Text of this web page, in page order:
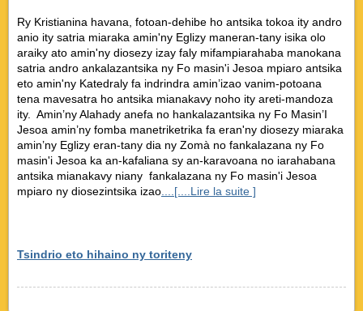
Ry Kristianina havana, fotoan-dehibe ho antsika tokoa ity andro
anio ity satria miaraka amin'ny Eglizy maneran-tany isika olo
araiky ato amin'ny diosezy izay faly mifampiarahaba manokana
satria andro ankalazantsika ny Fo masin'i Jesoa mpiaro antsika
eto amin'ny Katedraly fa indrindra amin’izao vanim-potoana
tena mavesatra ho antsika mianakavy noho ity areti-mandoza
ity. Amin’ny Alahady anefa no hankalazantsika ny Fo Masin’I
Jesoa amin’ny fomba manetriketrika fa eran'ny diosezy miaraka
amin’ny Eglizy eran-tany dia ny Zomà no fankalazana ny Fo
masin'i Jesoa ka an-kafaliana sy an-karavoana no iarahabana
antsika mianakavy niany fankalazana ny Fo masin'i Jesoa
mpiaro ny diosezintsika izao ....[....Lire la suite ]
Tsindrio eto hihaino ny toriteny